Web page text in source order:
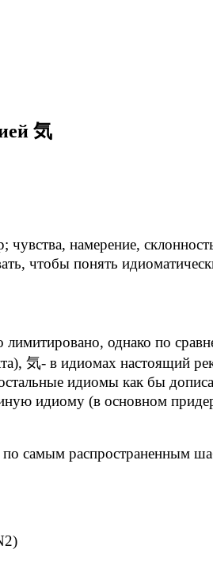
気
намерение,
чтобы понять
однако по
気- в идиомах настоящий
идиомы как бы
идиому (в основном
по самым